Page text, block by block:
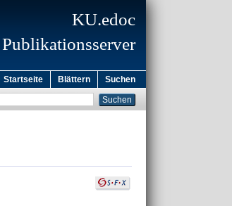
KU.edoc
Publikationsserver
Startseite Blättern Suchen